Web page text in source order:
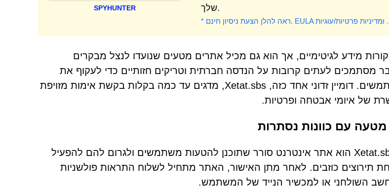
SPYHUNTER
שלך.
* ראה להלן הצעת ניסיון חינם. EULA ומדיניות פרטיות/עוגיות .
מידע לגיטימיים, אך הוא גם מכיל אתרים מטעים שנועדו לנצל מבקרים
מסתמכים לעתים קרובות על הנדסה חברתית וטריקים חזותיים כדי לעקוף את
הספקנות של המשתמשים. דומיין זדוני אחד כזה, Xetat.sbs, מדגים עד כמה בקלות בקשת אימות מזויפת
של איומי אבטחה ופרטיות.
חקירות מגלות כי Xetat.sbs הוא אתר אינטרנט סורר שתוכנן להטעות משתמשים ולגרום להם להפעיל
תירוצים כוזבים. לאחר מתן האישור, האתר מתחיל לשלוח התראות פולשניות
השולחני או למכשיר הנייד של המשתמש.